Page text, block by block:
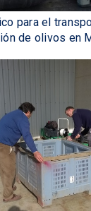
para el
de olivos en